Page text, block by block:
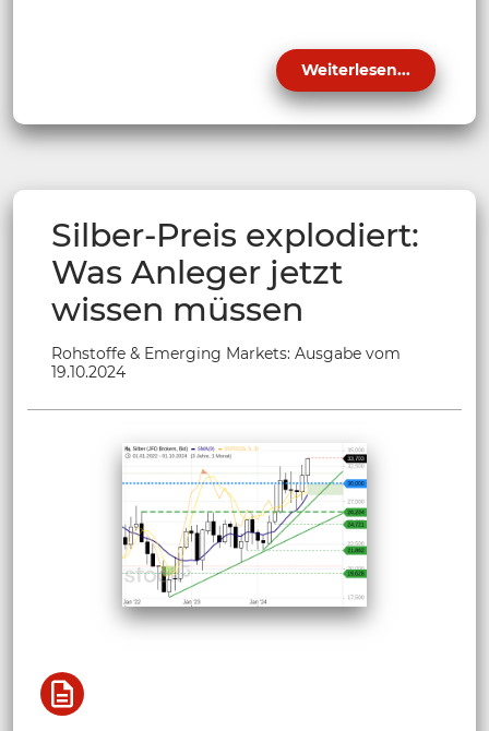
Weiterlesen...
Silber-Preis explodiert:
Was Anleger jetzt
wissen müssen
Rohstoffe & Emerging Markets: Ausgabe vom
19.10.2024